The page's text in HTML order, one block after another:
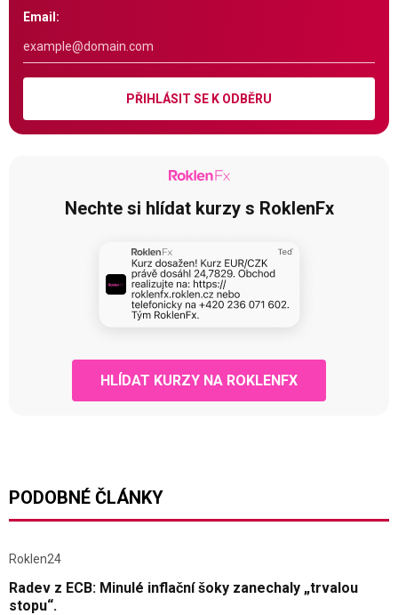
Email:
PŘIHLÁSIT SE K ODBĚRU
Nechte si hlídat kurzy s RoklenFx
HLÍDAT KURZY NA ROKLENFX
PODOBNÉ ČLÁNKY
Roklen24
Radev z ECB: Minulé inflační šoky zanechaly „trvalou
stopu“.